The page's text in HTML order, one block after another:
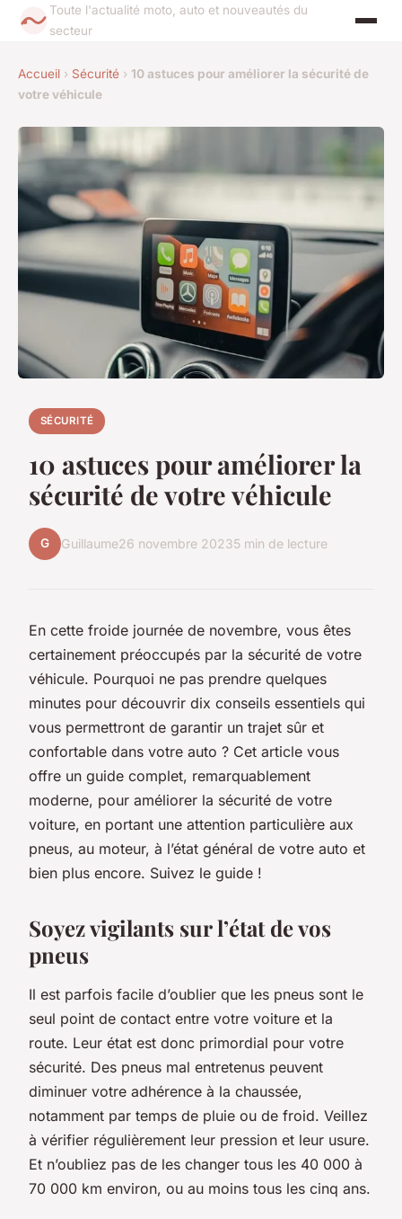
Toute l'actualité moto, auto et nouveautés du
secteur
Accueil › Sécurité › 10 astuces pour améliorer la sécurité de
votre véhicule
SÉCURITÉ
10 astuces pour améliorer la
sécurité de votre véhicule
G Guillaume26 novembre 20235 min de lecture
En cette froide journée de novembre, vous êtes
certainement préoccupés par la sécurité de votre
véhicule. Pourquoi ne pas prendre quelques
minutes pour découvrir dix conseils essentiels qui
vous permettront de garantir un trajet sûr et
confortable dans votre auto ? Cet article vous
offre un guide complet, remarquablement
moderne, pour améliorer la sécurité de votre
voiture, en portant une attention particulière aux
pneus, au moteur, à l’état général de votre auto et
bien plus encore. Suivez le guide !
Soyez vigilants sur l’état de vos
pneus
Il est parfois facile d’oublier que les pneus sont le
seul point de contact entre votre voiture et la
route. Leur état est donc primordial pour votre
sécurité. Des pneus mal entretenus peuvent
diminuer votre adhérence à la chaussée,
notamment par temps de pluie ou de froid. Veillez
à vérifier régulièrement leur pression et leur usure.
Et n’oubliez pas de les changer tous les 40 000 à
70 000 km environ, ou au moins tous les cinq ans.